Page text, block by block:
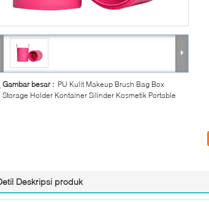
Gambar besar : PU Kulit Makeup Brush Bag Box
Storage Holder Kontainer Silinder Kosmetik Portable
Deskripsi produk